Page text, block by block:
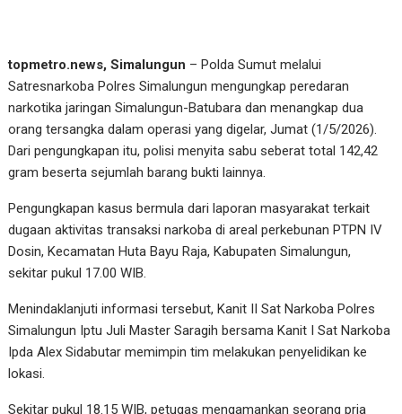
topmetro.news, Simalungun – Polda Sumut melalui
Satresnarkoba Polres Simalungun mengungkap peredaran
narkotika jaringan Simalungun-Batubara dan menangkap dua
orang tersangka dalam operasi yang digelar, Jumat (1/5/2026).
Dari pengungkapan itu, polisi menyita sabu seberat total 142,42
gram beserta sejumlah barang bukti lainnya.
Pengungkapan kasus bermula dari laporan masyarakat terkait
dugaan aktivitas transaksi narkoba di areal perkebunan PTPN IV
Dosin, Kecamatan Huta Bayu Raja, Kabupaten Simalungun,
sekitar pukul 17.00 WIB.
Menindaklanjuti informasi tersebut, Kanit II Sat Narkoba Polres
Simalungun Iptu Juli Master Saragih bersama Kanit I Sat Narkoba
Ipda Alex Sidabutar memimpin tim melakukan penyelidikan ke
lokasi.
Sekitar pukul 18.15 WIB, petugas mengamankan seorang pria